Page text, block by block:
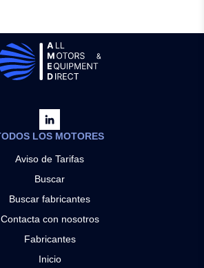
LOS MOTORES
Aviso de Tarifas
Buscar
Buscar fabricantes
Contacta con nosotros
Fabricantes
Inicio